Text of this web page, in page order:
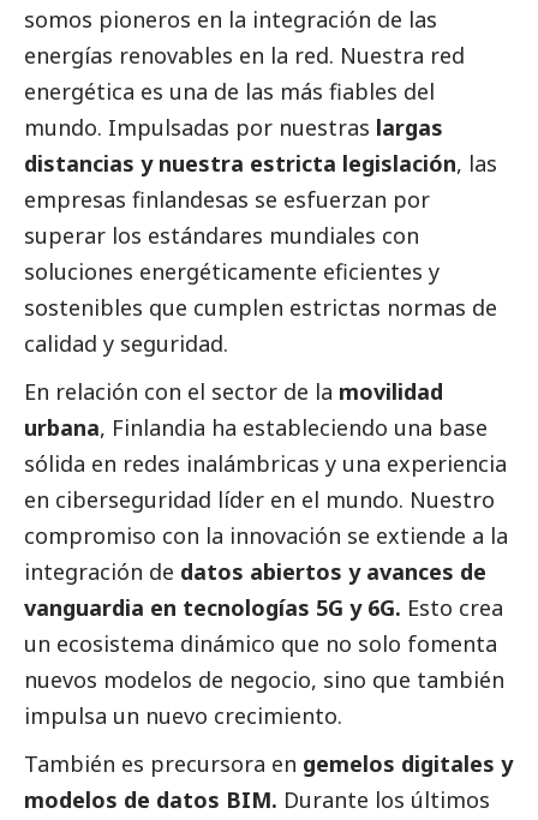
somos pioneros en la integración de las
energías renovables en la red. Nuestra red
energética es una de las más fiables del
mundo. Impulsadas por nuestras largas
distancias y nuestra estricta legislación, las
empresas finlandesas se esfuerzan por
superar los estándares mundiales con
soluciones energéticamente eficientes y
sostenibles que cumplen estrictas normas de
calidad y seguridad.
En relación con el sector de la movilidad
urbana, Finlandia ha estableciendo una base
sólida en redes inalámbricas y una experiencia
en ciberseguridad líder en el mundo. Nuestro
compromiso con la innovación se extiende a la
integración de datos abiertos y avances de
vanguardia en tecnologías 5G y 6G. Esto crea
un ecosistema dinámico que no solo fomenta
nuevos modelos de negocio, sino que también
impulsa un nuevo crecimiento.
También es precursora en gemelos digitales y
modelos de datos BIM. Durante los últimos